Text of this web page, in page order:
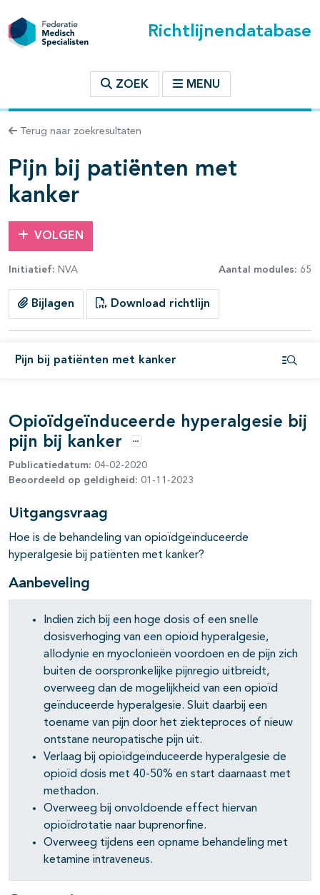
Richtlijnendatabase
ZOEK MENU
Terug naar zoekresultaten
Pijn bij patiënten met
kanker
VOLGEN
Initiatief: NVA Aantal modules: 65
Bijlagen Download richtlijn
Pijn bij patiënten met kanker
binnen deze richtlijn
open- en dichtklappen
open- en dichtklappen
open- en dichtklappen
open- en dichtklappen
open- en dichtklappen
Opioïdgeïnduceerde hyperalgesie bij
pijn bij kanker
Opties
Publicatiedatum: 04-02-2020
Beoordeeld op geldigheid: 01-11-2023
Uitgangsvraag
Hoe is de behandeling van opioïdgeïnduceerde
hyperalgesie bij patiënten met kanker?
Aanbeveling
Indien zich bij een hoge dosis of een snelle
dosisverhoging van een opioïd hyperalgesie,
allodynie en myoclonieën voordoen en de pijn zich
buiten de oorspronkelijke pijnregio uitbreidt,
overweeg dan de mogelijkheid van een opioïd
geïnduceerde hyperalgesie. Sluit daarbij een
toename van pijn door het ziekteproces of nieuw
ontstane neuropatische pijn uit.
Verlaag bij opioïdgeïnduceerde hyperalgesie de
opioïd dosis met 40-50% en start daarnaast met
methadon.
Overweeg bij onvoldoende effect hiervan
opioïdrotatie naar buprenorfine.
Overweeg tijdens een opname behandeling met
ketamine intraveneus.